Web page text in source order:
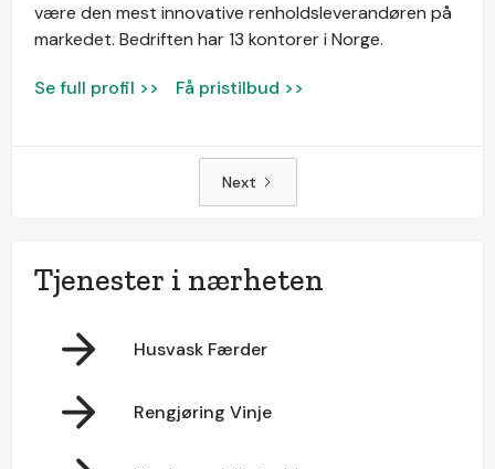
være den mest innovative renholdsleverandøren på
markedet. Bedriften har 13 kontorer i Norge.
Se full profil >> Få pristilbud >>
Next
Tjenester i nærheten
Husvask Færder
Rengjøring Vinje